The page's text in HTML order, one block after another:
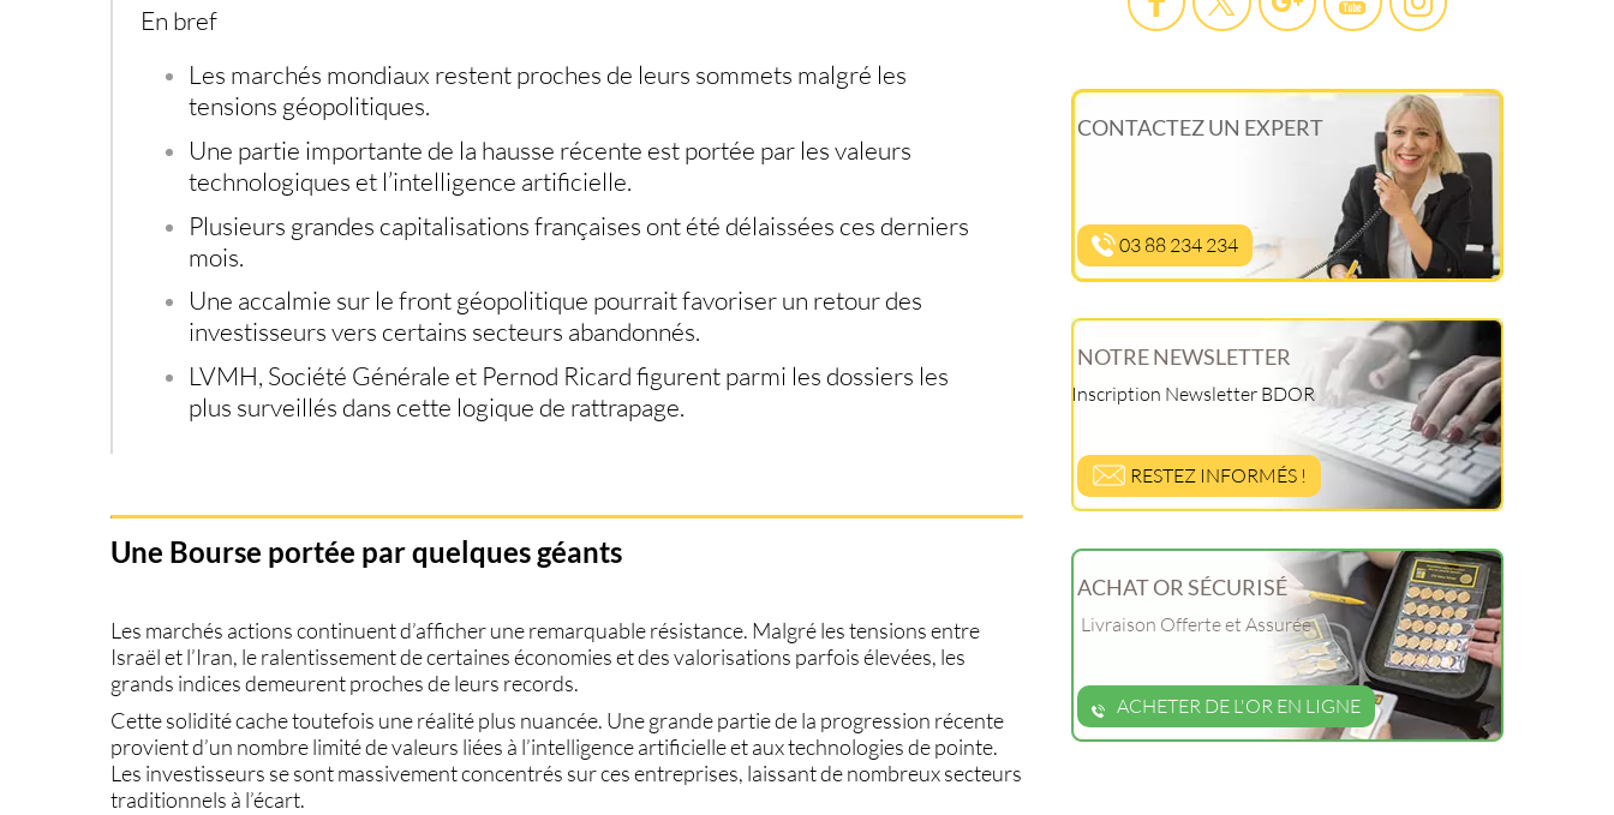
Société Générale retrouve des arguments
Pernod Ricard joue la carte du rebond
Des opportunités, mais sans euphorie
En bref
Les marchés mondiaux restent proches de leurs sommets malgré les
tensions géopolitiques.
Une partie importante de la hausse récente est portée par les valeurs
technologiques et l’intelligence artificielle.
Plusieurs grandes capitalisations françaises ont été délaissées ces derniers
mois.
Une accalmie sur le front géopolitique pourrait favoriser un retour des
investisseurs vers certains secteurs abandonnés.
LVMH, Société Générale et Pernod Ricard figurent parmi les dossiers les
plus surveillés dans cette logique de rattrapage.
Une Bourse portée par quelques géants
Les marchés actions continuent d’afficher une remarquable résistance. Malgré les tensions entre
Israël et l’Iran, le ralentissement de certaines économies et des valorisations parfois élevées, les
grands indices demeurent proches de leurs records.
Cette solidité cache toutefois une réalité plus nuancée. Une grande partie de la progression récente
provient d’un nombre limité de valeurs liées à l’intelligence artificielle et aux technologies de pointe.
Les investisseurs se sont massivement concentrés sur ces entreprises, laissant de nombreux secteurs
traditionnels à l’écart.
CONTACTEZ UN EXPERT
03 88 234 234
NOTRE NEWSLETTER
Inscription Newsletter BDOR
RESTEZ INFORMÉS !
ACHAT OR SÉCURISÉ
Livraison Offerte et Assurée
ACHETER DE L'OR EN LIGNE